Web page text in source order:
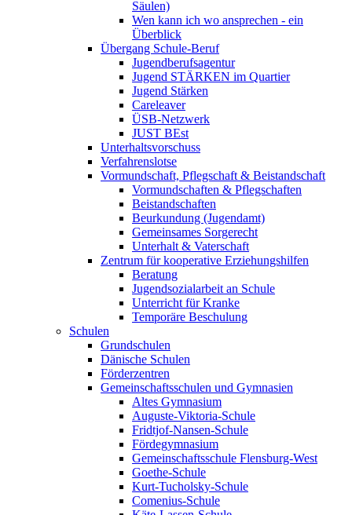
Säulen)
Wen kann ich wo ansprechen - ein
Überblick
Übergang Schule-Beruf
Jugendberufsagentur
Jugend STÄRKEN im Quartier
Jugend Stärken
Careleaver
ÜSB-Netzwerk
JUST BEst
Unterhaltsvorschuss
Verfahrenslotse
Vormundschaft, Pflegschaft & Beistandschaft
Vormundschaften & Pflegschaften
Beistandschaften
Beurkundung (Jugendamt)
Gemeinsames Sorgerecht
Unterhalt & Vaterschaft
Zentrum für kooperative Erziehungshilfen
Beratung
Jugendsozialarbeit an Schule
Unterricht für Kranke
Temporäre Beschulung
Schulen
Grundschulen
Dänische Schulen
Förderzentren
Gemeinschaftsschulen und Gymnasien
Altes Gymnasium
Auguste-Viktoria-Schule
Fridtjof-Nansen-Schule
Fördegymnasium
Gemeinschaftsschule Flensburg-West
Goethe-Schule
Kurt-Tucholsky-Schule
Comenius-Schule